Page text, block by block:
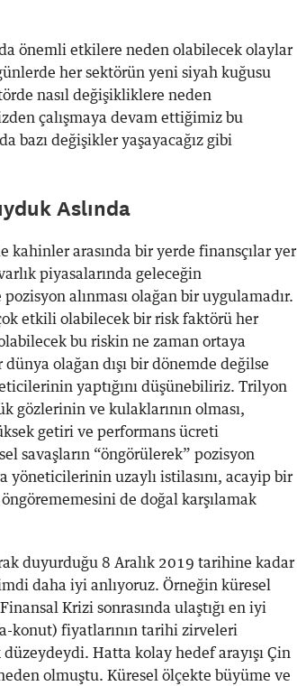
önemli etkilere neden olabilecek olaylar
her sektörün yeni siyah kuğusu
nasıl değişikliklere neden
çalışmaya devam ettiğimiz bu
bazı değişikler yaşayacağız gibi
Aslında
kahinler arasında bir yerde finansçılar yer
piyasalarında geleceğin
alınması olağan bir uygulamadır.
etkili olabilecek bir risk faktörü her
bu riskin ne zaman ortaya
olağan dışı bir dönemde değilse
yaptığını düşünebiliriz. Trilyon
gözlerinin ve kulaklarının olması,
getiri ve performans ücreti
savaşların “öngörülerek” pozisyon
yöneticilerinin uzaylı istilasını, acayip bir
öngörememesini de doğal karşılamak
duyurduğu 8 Aralık 2019 tarihine kadar
daha iyi anlıyoruz. Örneğin küresel
Krizi sonrasında ulaştığı en iyi
konut) fiyatlarının tarihi zirveleri
Hatta kolay hedef arayışı Çin
olmuştu. Küresel ölçekte büyüme ve